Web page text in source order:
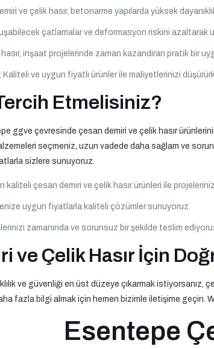
ve çelik hasır, betonarme yapılarda yüksek
çatlamalar ve deformasyon riskini azaltarak
inşaat projelerinde zaman kazandıran pratik bir
Kaliteli ve uygun fiyatlı ürünler ile maliyetlerinizi
Etmelisiniz?
ggve çevresinde çesan demiri ve çelik hasır
seçmeniz, uzun vadede daha sağlam ve
sizlere sunuyoruz.
kaliteli çesan demiri ve çelik hasır ürünleri ile
uygun fiyatlarla kaliteli çözümler sunuyoruz.
zamanında ve sorunsuz bir şekilde teslim
ve Çelik Hasır İçin
ve güvenliği en üst düzeye çıkarmak istiyorsanız,
fazla bilgi almak için hemen bizimle iletişime geçin.
Esentepe